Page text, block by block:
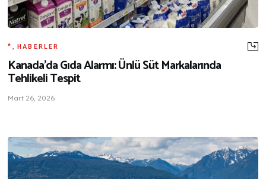
*,HABERLER
Kanada’da Gıda Alarmı: Ünlü Süt Markalarında
Tehlikeli Tespit
Mart 26, 2026